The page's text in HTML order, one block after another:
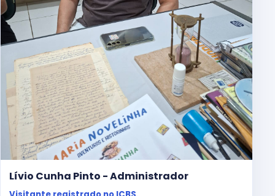
Lívio Cunha Pinto - Administrador